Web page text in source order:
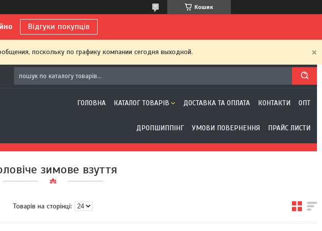
Кошик
Відгуки покупців
поскольку по графику компании сегодня выходной.
ГОЛОВНА КАТАЛОГ ТОВАРІВ ДОСТАВКА ТА ОПЛАТА КОНТАКТИ ОПТ
ДРОПШИППІНГ УМОВИ ПОВЕРНЕННЯ ПРАЙС ЛИСТИ
зимове взуття